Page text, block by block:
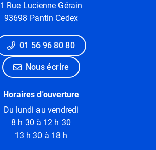
1 Rue Lucienne Gérain
93698 Pantin Cedex
01 56 96 80 80
Nous écrire
Horaires d'ouverture
Du lundi au vendredi
8 h 30 à 12 h 30
13 h 30 à 18 h